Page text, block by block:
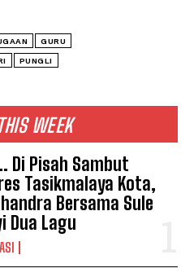
WEEK
Di Pisah Sambut
Tasikmalaya Kota,
Bersama Sule
Dua Lagu
GURU
PUNGLI